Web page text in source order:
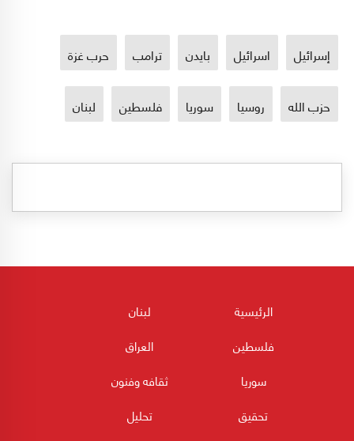
إسرائيل اسرائيل بايدن ترامب حرب غزة
حزب الله روسيا سوريا فلسطين لبنان
الرئيسية
لبنان
فلسطين
العراق
سوريا
ثقافه وفنون
تحقيق
تحليل